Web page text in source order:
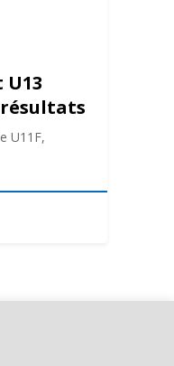
résultats
U11F,